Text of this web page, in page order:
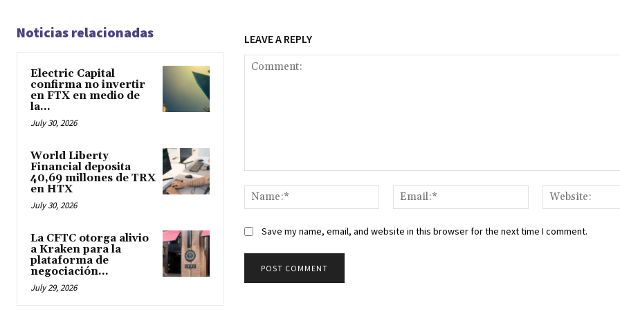
Noticias relacionadas
Electric Capital
confirma no invertir
en FTX en medio de
la...
July 30, 2026
World Liberty
Financial deposita
40,69 millones de TRX
en HTX
July 30, 2026
La CFTC otorga alivio
a Kraken para la
plataforma de
negociación...
July 29, 2026
LEAVE A REPLY
Name:*
Email:*
Save my name, email, and website in this browser for the next time I comment.